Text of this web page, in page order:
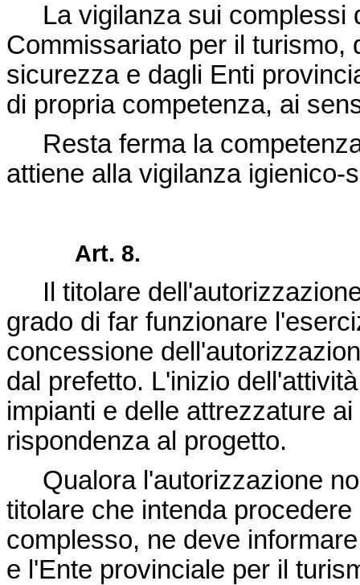
La vigilanza sui complessi
Commissariato per il turismo,
sicurezza e dagli Enti
di propria competenza, ai
Resta ferma la
attiene alla vigilanza igienico-
Art. 8.
Il titolare
grado di far funzionare
concessione
dal prefetto. L'inizio
impianti e delle attrezzature
rispondenza al progetto.
Qualora l'autorizzazione
titolare che intenda
complesso, ne deve
e l'Ente provinciale per il